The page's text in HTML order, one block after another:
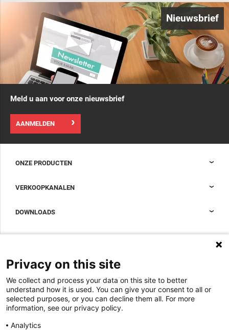
Nieuwsbrief
Meld u aan voor onze nieuwsbrief
AANMELDEN
ONZE PRODUCTEN
Accessoires om uw datacenterkast compleet te maken
VERKOOPKANALEN
DOWNLOADS
Magazine
Whitepapers
Specificatie Tools
OVER ONS
Werken bij Minkels
Nieuws
Klantcases
Minkels maakt gebruik van cookies om ervoor
te zorgen dat u de beste ervaring op onze
website heeft. Functionele cookies zorgen voor
de juiste werking van de website en worden
Privacy on this site
We collect and process your data on this site to better
understand how it is used. You can give your consent to all or
selected purposes, or you can decline them all. For more
information, see our privacy policy.
Analytics